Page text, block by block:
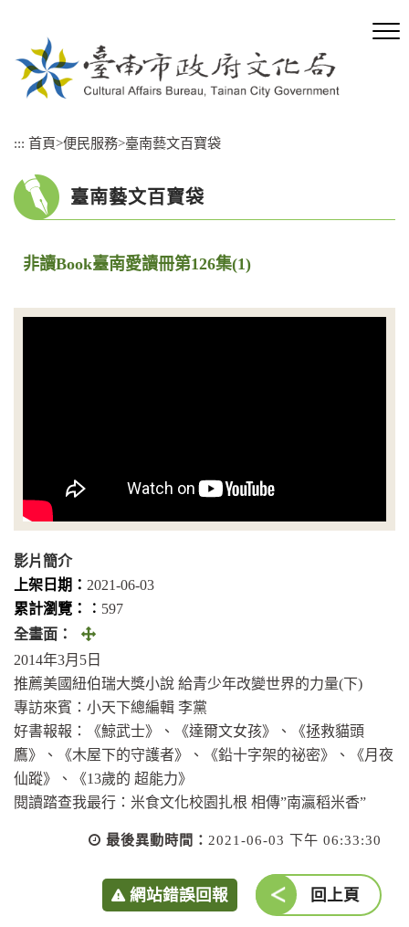
::: 首頁>便民服務>臺南藝文百寶袋
臺南藝文百寶袋
非讀Book臺南愛讀冊第126集(1)
影片簡介
上架日期： 2021-06-03
累計瀏覽：︰ 597
全畫面：
全
畫
面
(另
開
視
窗)
2014年3月5日
推薦美國紐伯瑞大獎小說 給青少年改變世界的力量(下)
專訪來賓：小天下總編輯 李黨
好書報報：《鯨武士》、《達爾文女孩》、《拯救貓頭
鷹》、《木屋下的守護者》、《鉛十字架的祕密》、《月夜
仙蹤》、《13歲的 超能力》
閱讀踏查我最行：米食文化校園扎根 相傳”南瀛稻米香”
最後異動時間： 2021-06-03 下午 06:33:30
網站錯誤回報 回上頁